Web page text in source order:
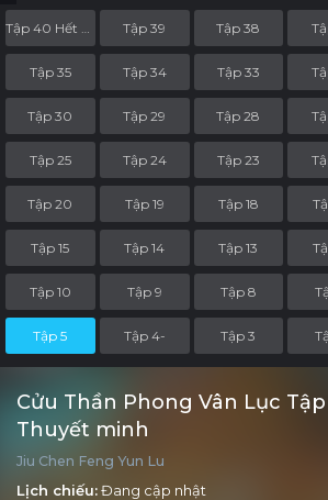
Tập 39 Tập 38
Tập 35 Tập 34 Tập 33
Tập 30 Tập 29 Tập 28
Tập 25 Tập 24 Tập 23
Tập 20 Tập 19 Tập 18
Tập 15 Tập 14 Tập 13
Tập 10 Tập 9 Tập 8
Tập 5 Tập 4- Tập 3
Cửu Thần Phong Vân Lục
Thuyết minh
Jiu Chen Feng Yun Lu
Lịch chiếu:Đang cập nhật